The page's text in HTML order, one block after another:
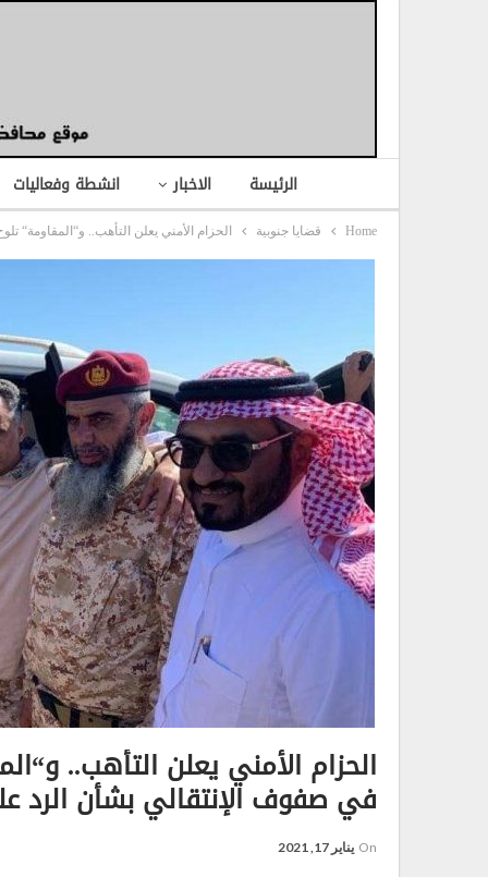
الرئيسة الاخبار انشطة وفعاليات
Home قضايا جنوبية الحزام الأمني يعلن التأهب..
الحزام الأمني يعلن التأهب..
في صفوف الإنتقالي بشأن الرد
On يناير 17, 2021